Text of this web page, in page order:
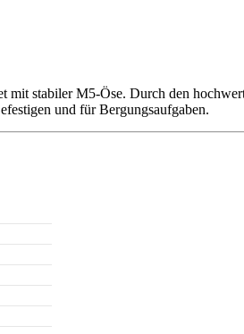
stabiler M5-Öse. Durch den
und für Bergungsaufgaben.